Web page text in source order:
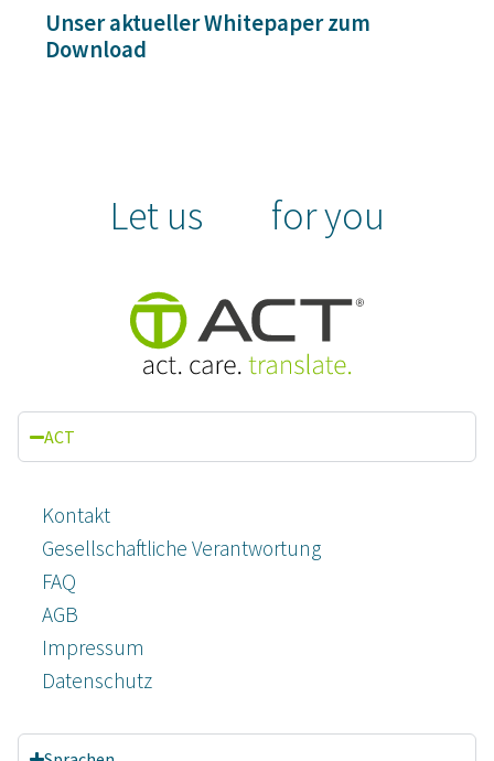
Unser aktueller Whitepaper zum
Download
Let us for you
ACT
Kontakt
Gesellschaftliche Verantwortung
FAQ
AGB
Impressum
Datenschutz­